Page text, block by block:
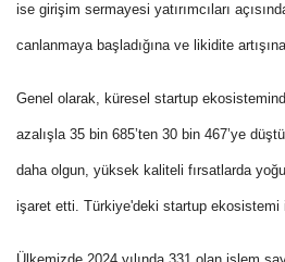
ise girişim sermayesi yatırımcıları
canlanmaya başladığına ve likidite
Genel olarak, küresel startup
azalışla 35 bin 685’ten 30 bin 467’ye
daha olgun, yüksek kaliteli fırsatlarda
işaret etti. Türkiye'deki startup